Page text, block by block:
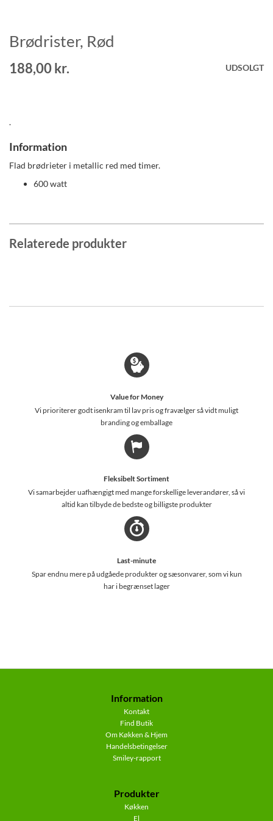
Gå
til
starten
af
Brødrister, Rød
188,00 kr. UDSOLGT
.
Information
Flad brødrieter i metallic red med timer.
600 watt
Relaterede produkter
Value for Money
Vi prioriterer godt isenkram til lav pris og fravælger så vidt muligt
branding og emballage
Fleksibelt Sortiment
Vi samarbejder uafhængigt med mange forskellige leverandører, så vi
altid kan tilbyde de bedste og billigste produkter
Last-minute
Spar endnu mere på udgåede produkter og sæsonvarer, som vi kun
har i begrænset lager
Information
Kontakt
Find Butik
Om Køkken & Hjem
Handelsbetingelser
Smiley-rapport
Produkter
Køkken
El